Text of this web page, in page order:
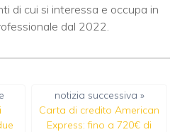
di cui si interessa e occupa in
dal 2022.
notizia successiva »
Carta di credito American
Express: fino a 720€ di